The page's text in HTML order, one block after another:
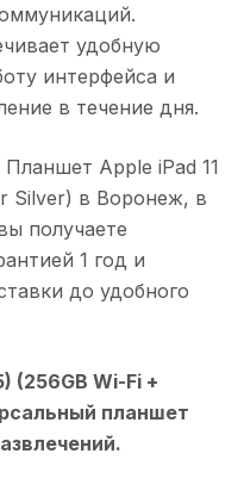
удобную
интерфейса и
в течение дня.
Планшет Apple iPad 11
Silver) в Воронеж, в
получаете
1 год и
до удобного
(256GB Wi-Fi +
планшет